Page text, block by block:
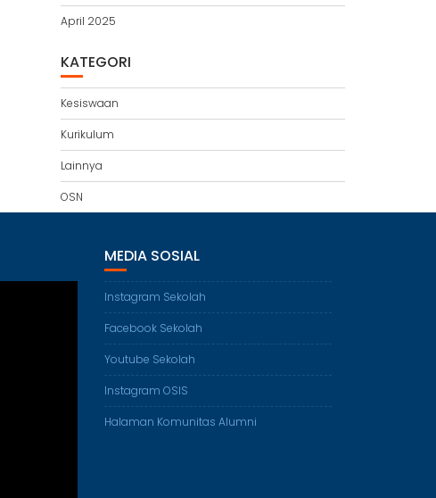
April 2025
KATEGORI
Kesiswaan
Kurikulum
Lainnya
OSN
MEDIA SOSIAL
Instagram Sekolah
Facebook Sekolah
Youtube Sekolah
Instagram OSIS
Halaman Komunitas Alumni